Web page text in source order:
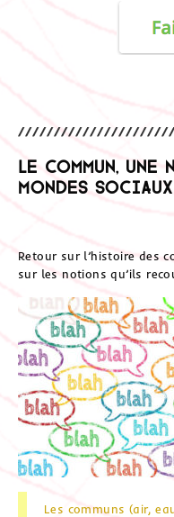
Le commun,
Mondes Sociaux
Retour sur l’histoire des
sur les notions qu’ils
Les communs (air,